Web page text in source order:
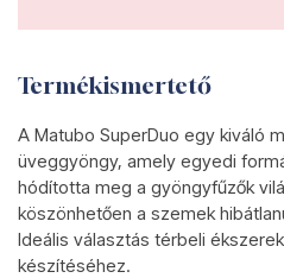
Termékismertető
A Matubo SuperDuo egy kiváló
üveggyöngy, amely egyedi
hódította meg a gyöngyfűzők
köszönhetően a szemek
Ideális választás térbeli
készítéséhez.